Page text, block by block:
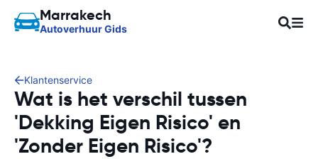
Marrakech
Autoverhuur Gids
Klantenservice
Wat is het verschil tussen
'Dekking Eigen Risico' en
'Zonder Eigen Risico'?